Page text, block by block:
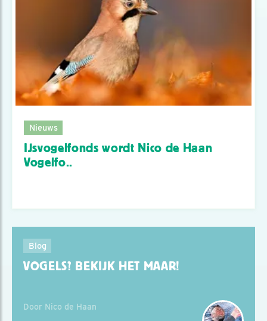
Nieuws
IJsvogelfonds wordt Nico de Haan
Vogelfo..
Blog
VOGELS? BEKIJK HET MAAR!
Door Nico de Haan